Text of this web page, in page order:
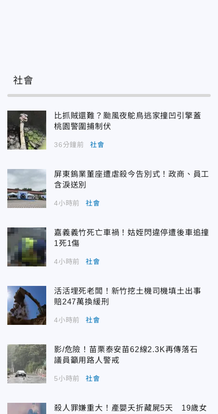
社會
比抓賊還難？颱風夜鴕鳥逃家撞凹引擎蓋
桃園警圍捕制伏
36分鐘前 社會
屏東鎢業董座遭虐殺今告別式！政商、員工
含淚送別
4小時前 社會
嘉義義竹死亡車禍！姑姪閃違停遭後車追撞
1死1傷
4小時前 社會
活活埋死老闆！新竹挖土機司機填土出事
賠247萬換緩刑
4小時前 社會
影/危險！苗栗泰安苗62線2.3K再傳落石
議員籲用路人警戒
5小時前 社會
殺人罪嫌重大！產嬰夭折藏屍5天 19歲女